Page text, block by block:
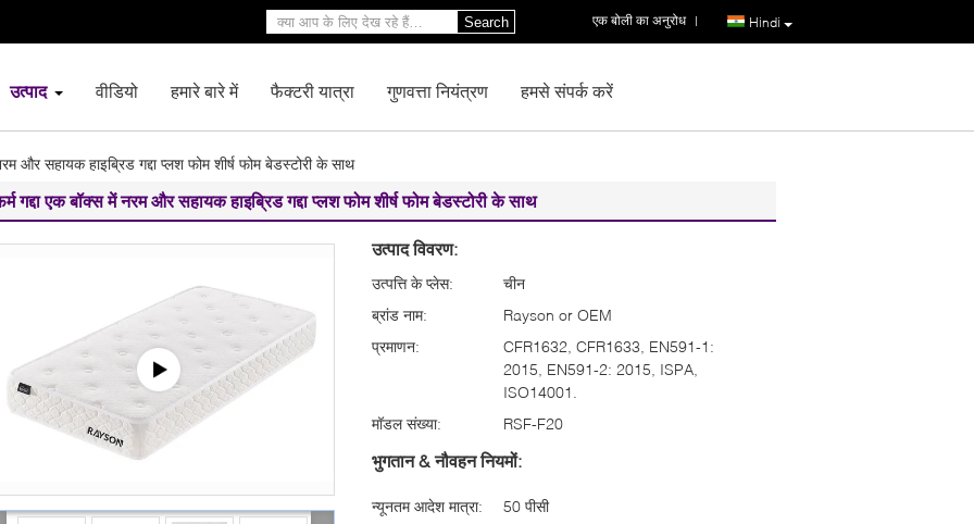
Hindi
एक बोली का अनुरोध |
Search
उत्पाद वीडियो हमारे बारे में फैक्टरी यात्रा गुणवत्ता नियंत्रण हमसे संपर्क करें
और सहायक हाइब्रिड गद्दा प्लश फोम शीर्ष फोम बेडस्टोरी के साथ
गद्दा एक बॉक्स में नरम और सहायक हाइब्रिड गद्दा प्लश फोम शीर्ष फोम बेडस्टोरी के साथ
उत्पाद विवरण:
उत्पत्ति के प्लेस:
चीन
ब्रांड नाम:
Rayson or OEM
प्रमाणन:
CFR1632, CFR1633, EN591-1:
2015, EN591-2: 2015, ISPA,
ISO14001.
मॉडल संख्या:
RSF-F20
भुगतान & नौवहन नियमों:
न्यूनतम आदेश मात्रा:
50 पीसी